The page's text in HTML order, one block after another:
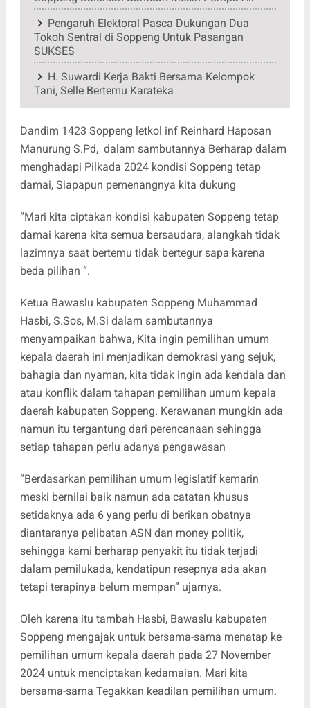
Pengaruh Elektoral Pasca Dukungan Dua
Tokoh Sentral di Soppeng Untuk Pasangan
SUKSES
H. Suwardi Kerja Bakti Bersama Kelompok
Tani, Selle Bertemu Karateka
Dandim 1423 Soppeng letkol inf Reinhard Haposan
Manurung S.Pd, dalam sambutannya Berharap dalam
menghadapi Pilkada 2024 kondisi Soppeng tetap
damai, Siapapun pemenangnya kita dukung
“Mari kita ciptakan kondisi kabupaten Soppeng tetap
damai karena kita semua bersaudara, alangkah tidak
lazimnya saat bertemu tidak bertegur sapa karena
beda pilihan “.
Ketua Bawaslu kabupaten Soppeng Muhammad
Hasbi, S.Sos, M.Si dalam sambutannya
menyampaikan bahwa, Kita ingin pemilihan umum
kepala daerah ini menjadikan demokrasi yang sejuk,
bahagia dan nyaman, kita tidak ingin ada kendala dan
atau konflik dalam tahapan pemilihan umum kepala
daerah kabupaten Soppeng. Kerawanan mungkin ada
namun itu tergantung dari perencanaan sehingga
setiap tahapan perlu adanya pengawasan
“Berdasarkan pemilihan umum legislatif kemarin
meski bernilai baik namun ada catatan khusus
setidaknya ada 6 yang perlu di berikan obatnya
diantaranya pelibatan ASN dan money politik,
sehingga kami berharap penyakit itu tidak terjadi
dalam pemilukada, kendatipun resepnya ada akan
tetapi terapinya belum mempan” ujarnya.
Oleh karena itu tambah Hasbi, Bawaslu kabupaten
Soppeng mengajak untuk bersama-sama menatap ke
pemilihan umum kepala daerah pada 27 November
2024 untuk menciptakan kedamaian. Mari kita
bersama-sama Tegakkan keadilan pemilihan umum.